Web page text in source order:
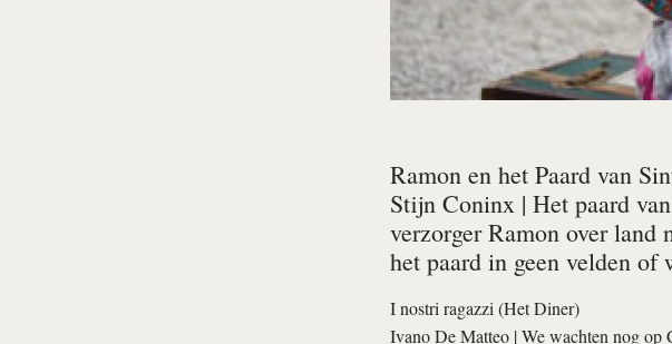
Ramon en het Paard van
Stijn Coninx | Het paard
verzorger Ramon over land
het paard in geen velden of
I nostri ragazzi (Het Diner)
Ivano De Matteo| We wachten nog op